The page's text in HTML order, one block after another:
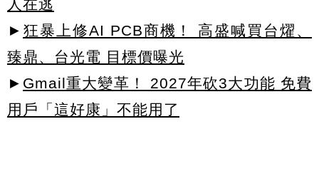
人在逃
► 狂暴上修AI PCB商機！ 高盛喊買台燿、
臻鼎、台光電 目標價曝光
► Gmail重大變革！ 2027年砍3大功能 免費
用戶「這好康」不能用了